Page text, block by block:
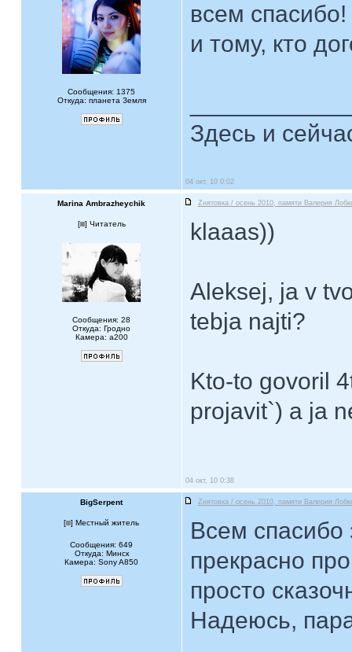
Сообщения: 1375
Откуда: планета Земля
всем спасибо!
и тому, кто
Здесь и
04 окт, 10 0:02
Marina Ambrazheychik Zнятовка / осень 2010, памяти Валерия
[ ] Читатель
Сообщения: 28
Откуда: Гродно
Камера: а200
klaaas))
Aleksej, ja v
tebja najti?
Kto-to govoril
projavit`) a ja
04 окт, 10 0:38
BigSerpent Zнятовка / осень 2010, памяти Валерия
[ ] Местный житель
Сообщения: 649
Откуда: Минск
Камера: Sony A850
Всем
прекрасно
просто
Надеюсь,